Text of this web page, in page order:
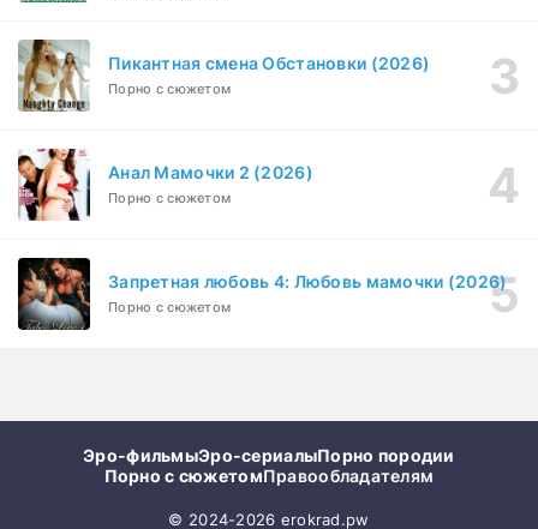
Пикантная смена Обстановки (2026)
Порно с сюжетом
Анал Мамочки 2 (2026)
Порно с сюжетом
Запретная любовь 4: Любовь мамочки (2026)
Порно с сюжетом
Эро-фильмыЭро-сериалыПорно породии
Порно с сюжетомПравообладателям
© 2024-2026 erokrad.pw